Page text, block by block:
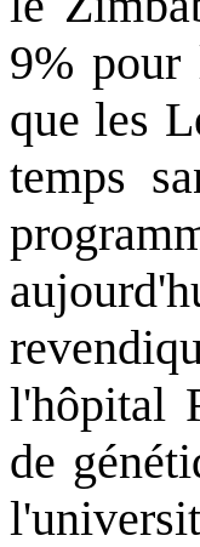
9% pour
que les
temps
l'hôpital
de